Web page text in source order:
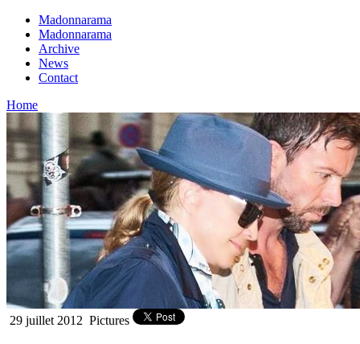
Madonnarama
Madonnarama
Archive
News
Contact
Home
29 juillet 2012 Pictures